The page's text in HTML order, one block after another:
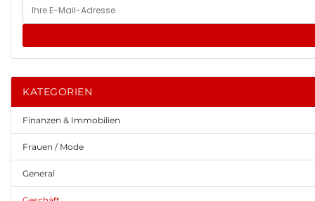
KATEGORIEN
Finanzen & Immobilien
Frauen / Mode
General